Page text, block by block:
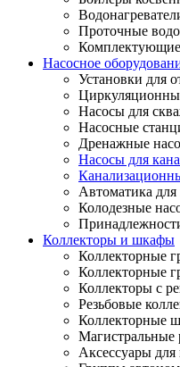
Проточные
Комплектующие
Насосное
Установки для
Насосы для
Насосные
Дренажные
Насосы для
Автоматика
Колодезные
Коллекторы и шкафы
Коллекторные
Коллекторные
Коллекторы с
Резьбовые
Коллекторные
Магистральные
Аксессуары для